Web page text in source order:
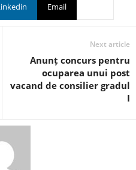
Email
Next article
Anunț concurs pentru
ocuparea unui post
vacand de consilier gradul
I